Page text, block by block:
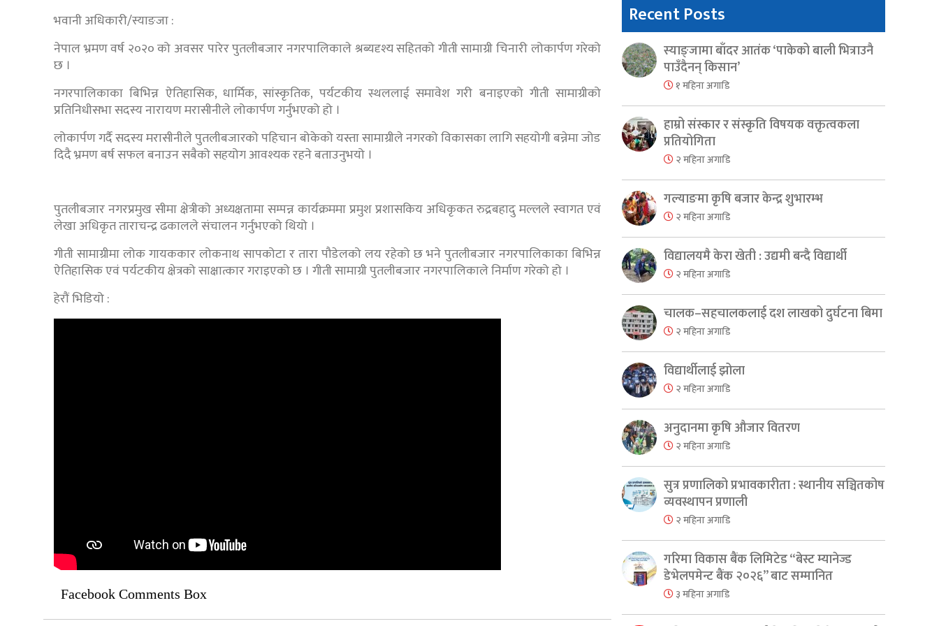
भवानी अधिकारी/स्याङजा :
नेपाल भ्रमण वर्ष २०२० को अवसर पारेर पुतलीबजार नगरपालिकाले श्रब्यदृश्य सहितको गीती सामाग्री चिनारी लोकार्पण गरेको
छ ।
नगरपालिकाका बिभिन्न ऐतिहासिक, धार्मिक, सांस्कृतिक, पर्यटकीय स्थललाई समावेश गरी बनाइएको गीती सामाग्रीको
प्रतिनिधीसभा सदस्य नारायण मरासीनीले लोकार्पण गर्नुभएको हो ।
लोकार्पण गर्दै सदस्य मरासीनीले पुतलीबजारको पहिचान बोकेको यस्ता सामाग्रीले नगरको विकासका लागि सहयोगी बन्नेमा जोड
दिदै भ्रमण बर्ष सफल बनाउन सबैको सहयोग आवश्यक रहने बताउनुभयो ।
पुतलीबजार नगरप्रमुख सीमा क्षेत्रीको अध्यक्षतामा सम्पन्न कार्यक्रममा प्रमुश प्रशासकिय अधिकृकत रुद्रबहादु मल्लले स्वागत एवं
लेखा अधिकृत ताराचन्द्र ढकालले संचालन गर्नुभएको थियो ।
गीती सामाग्रीमा लोक गायककार लोकनाथ सापकोटा र तारा पौडेलको लय रहेको छ भने पुतलीबजार नगरपालिकाका बिभिन्न
ऐतिहासिक एवं पर्यटकीय क्षेत्रको साक्षात्कार गराइएको छ । गीती सामाग्री पुतलीबजार नगरपालिकाले निर्माण गरेको हो ।
हेरौं भिडियो :
Facebook Comments Box
Recent Posts
स्याङ्जामा बाँदर आतंक ‘पाकेको बाली भित्राउनै
पाउँदैनन् किसान’
१ महिना अगाडि
हाम्रो संस्कार र संस्कृति विषयक वक्तृत्वकला
प्रतियोगिता
२ महिना अगाडि
गल्याङमा कृषि बजार केन्द्र शुभारम्भ
२ महिना अगाडि
विद्यालयमै केरा खेती : उद्यमी बन्दै विद्यार्थी
२ महिना अगाडि
चालक–सहचालकलाई दश लाखको दुर्घटना बिमा
२ महिना अगाडि
विद्यार्थीलाई झोला
२ महिना अगाडि
अनुदानमा कृषि औजार वितरण
२ महिना अगाडि
सुत्र प्रणालिको प्रभावकारीता : स्थानीय सञ्चितकोष
व्यवस्थापन प्रणाली
२ महिना अगाडि
गरिमा विकास बैंक लिमिटेड “बेस्ट म्यानेज्ड
डेभेलपमेन्ट बैंक २०२६” बाट सम्मानित
३ महिना अगाडि